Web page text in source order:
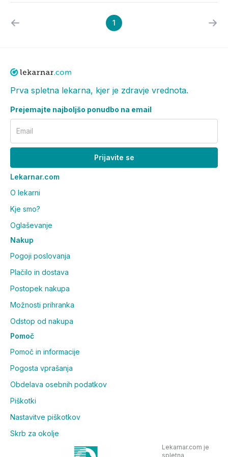
1
Prva spletna lekarna, kjer je zdravje vrednota.
Prejemajte najboljšo ponudbo na email
Email
Prijavite se
Lekarnar.com
O lekarni
Kje smo?
Oglaševanje
Nakup
Pogoji poslovanja
Plačilo in dostava
Postopek nakupa
Možnosti prihranka
Odstop od nakupa
Pomoč
Pomoč in informacije
Pogosta vprašanja
Obdelava osebnih podatkov
Piškotki
Nastavitve piškotkov
Skrb za okolje
Lekarnar.com je
spletna